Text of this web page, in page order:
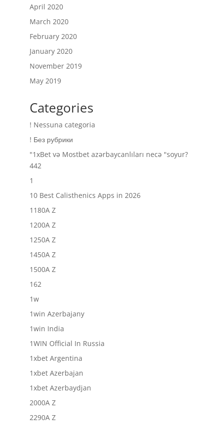
April 2020
March 2020
February 2020
January 2020
November 2019
May 2019
Categories
! Nessuna categoria
! Без рубрики
"1xBet və Mostbet azərbaycanlıları necə "soyur?
442
1
10 Best Calisthenics Apps in 2026
1180A Z
1200A Z
1250A Z
1450A Z
1500A Z
162
1w
1win Azerbajany
1win India
1WIN Official In Russia
1xbet Argentina
1xbet Azerbajan
1xbet Azerbaydjan
2000A Z
2290A Z